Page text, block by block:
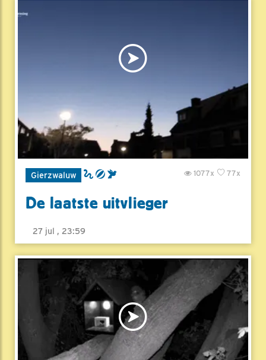
Gierzwaluw 77x
1077x
De laatste uitvlieger
27 jul , 23:59